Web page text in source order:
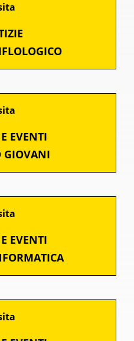
EVENTI
GIOVANI
EVENTI